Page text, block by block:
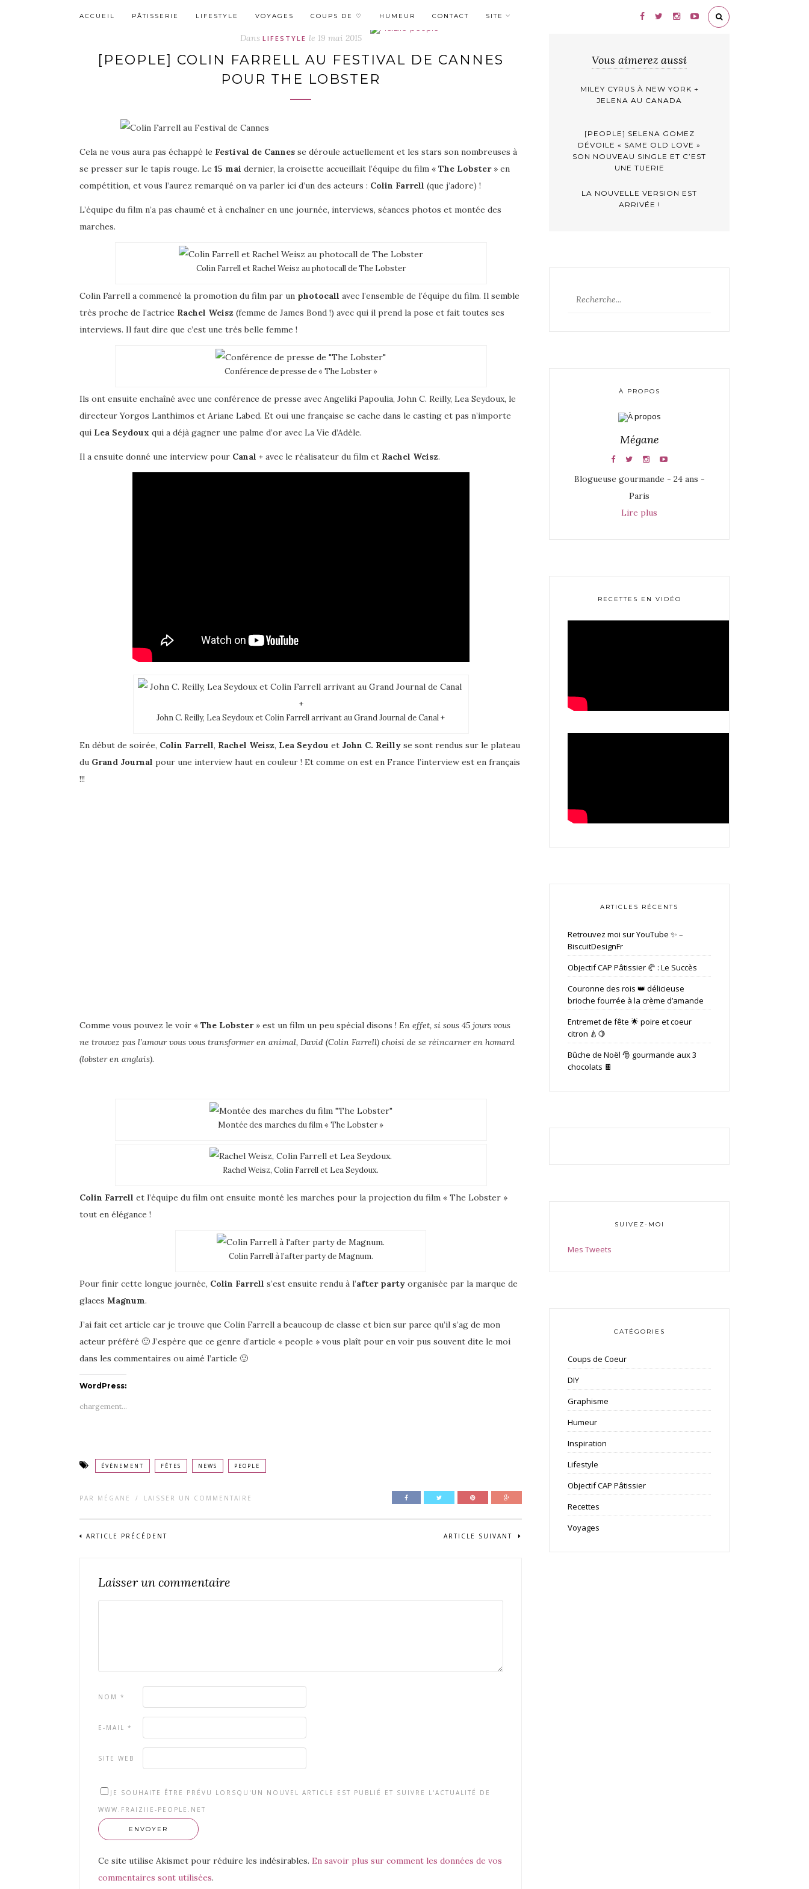
ACCUEIL PÂTISSERIE LIFESTYLE VOYAGES COUPS DE ♡ HUMEUR CONTACT SITE
Dans LIFESTYLE le 19 mai 2015
[PEOPLE] COLIN FARRELL AU FESTIVAL DE CANNES
POUR THE LOBSTER
Cela ne vous aura pas échappé le Festival de Cannes se déroule actuellement et les stars son nombreuses à
se presser sur le tapis rouge. Le 15 mai dernier, la croisette accueillait l’équipe du film « The Lobster» en
compétition, et vous l’aurez remarqué on va parler ici d’un des acteurs : Colin Farrell (que j’adore) !
L’équipe du film n’a pas chaumé et à enchaîner en une journée, interviews, séances photos et montée des
marches.
Colin Farrell et Rachel Weisz au photocall de The Lobster
Colin Farrell a commencé la promotion du film par un photocall avec l’ensemble de l’équipe du film. Il semble
très proche de l’actrice Rachel Weisz (femme de James Bond !) avec qui il prend la pose et fait toutes ses
interviews. Il faut dire que c’est une très belle femme !
Conférence de presse de « The Lobster »
Ils ont ensuite enchaîné avec une conférence de presse avec Angeliki Papoulia, John C. Reilly, Lea Seydoux, le
directeur Yorgos Lanthimos et Ariane Labed. Et oui une française se cache dans le casting et pas n’importe
qui Lea Seydoux qui a déjà gagner une palme d’or avec La Vie d’Adèle.
Il a ensuite donné une interview pour Canal + avec le réalisateur du film et Rachel Weisz.
John C. Reilly, Lea Seydoux et Colin Farrell arrivant au Grand Journal de Canal +
En début de soirée, Colin Farrell, Rachel Weisz, Lea Seydou et John C. Reilly se sont rendus sur le plateau
du Grand Journal pour une interview haut en couleur ! Et comme on est en France l’interview est en français
!!!
Comme vous pouvez le voir « The Lobster» est un film un peu spécial disons ! En effet, si sous 45 jours vous
ne trouvez pas l’amour vous vous transformer en animal, David (Colin Farrell) choisi de se réincarner en homard
(lobster en anglais).
Montée des marches du film « The Lobster »
Rachel Weisz, Colin Farrell et Lea Seydoux.
Colin Farrell et l’équipe du film ont ensuite monté les marches pour la projection du film « The Lobster »
tout en élégance !
Colin Farrell à l’after party de Magnum.
Pour finir cette longue journée, Colin Farrell s’est ensuite rendu à l’after party organisée par la marque de
glaces Magnum.
J’ai fait cet article car je trouve que Colin Farrell a beaucoup de classe et bien sur parce qu’il s’ag de mon
acteur préféré 🙂 J’espère que ce genre d’article « people » vous plaît pour en voir pus souvent dite le moi
dans les commentaires ou aimé l’article 🙂
WordPress:
chargement…
ÉVÈNEMENT FÊTES NEWS PEOPLE
PAR MÉGANE / LAISSER UN COMMENTAIRE
ARTICLE PRÉCÉDENT ARTICLE SUIVANT
Laisser un commentaire
NOM *
E-MAIL *
SITE WEB
JE SOUHAITE ÊTRE PRÉVU LORSQU'UN NOUVEL ARTICLE EST PUBLIÉ ET SUIVRE L'ACTUALITÉ DE
WWW.FRAIZIIE-PEOPLE.NET
Ce site utilise Akismet pour réduire les indésirables. En savoir plus sur comment les données de vos
commentaires sont utilisées.
Vous aimerez aussi
MILEY CYRUS À NEW YORK +
JELENA AU CANADA
[PEOPLE] SELENA GOMEZ
DÉVOILE « SAME OLD LOVE »
SON NOUVEAU SINGLE ET C’EST
UNE TUERIE
LA NOUVELLE VERSION EST
ARRIVÉE !
À PROPOS
Mégane
Blogueuse gourmande - 24 ans -
Paris
Lire plus
RECETTES EN VIDÉO
ARTICLES RÉCENTS
Retrouvez moi sur YouTube ✨ –
BiscuitDesignFr
Objectif CAP Pâtissier 🥐 : Le Succès
Couronne des rois 👑 délicieuse
brioche fourrée à la crème d’amande
Entremet de fête 🌟 poire et coeur
citron 🍐🍋
Bûche de Noël 🎅 gourmande aux 3
chocolats 🍫
SUIVEZ-MOI
Mes Tweets
CATÉGORIES
Coups de Coeur
DIY
Graphisme
Humeur
Inspiration
Lifestyle
Objectif CAP Pâtissier
Recettes
Voyages